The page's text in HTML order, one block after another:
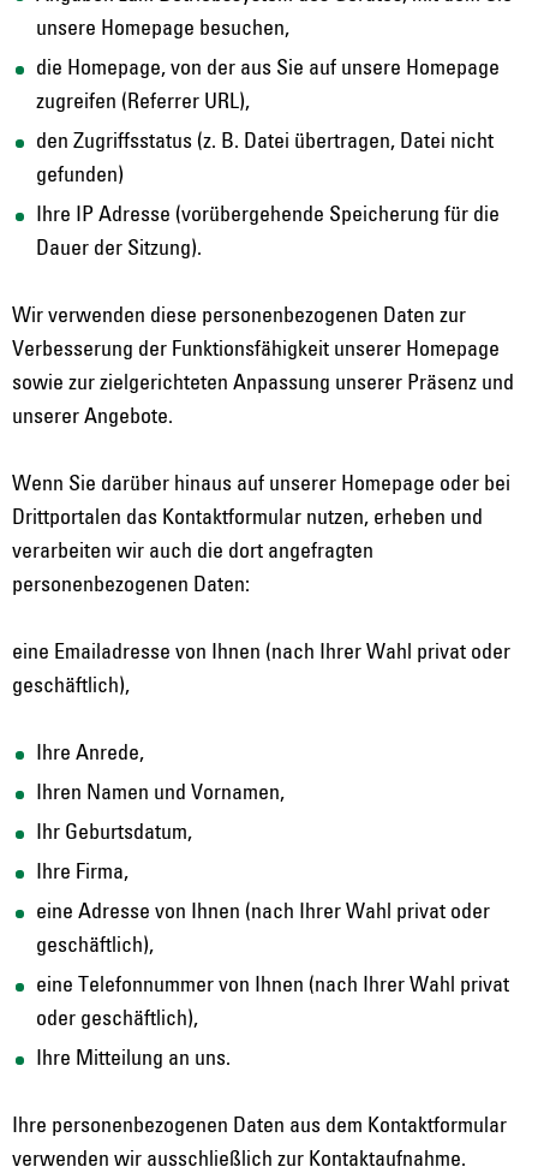
unsere Homepage besuchen,
die Homepage, von der aus Sie auf unsere Homepage
zugreifen (Referrer URL),
den Zugriffsstatus (z. B. Datei übertragen, Datei nicht
gefunden)
Ihre IP Adresse (vorübergehende Speicherung für die
Dauer der Sitzung).
Wir verwenden diese personenbezogenen Daten zur
Verbesserung der Funktionsfähigkeit unserer Homepage
sowie zur zielgerichteten Anpassung unserer Präsenz und
unserer Angebote.
Wenn Sie darüber hinaus auf unserer Homepage oder bei
Drittportalen das Kontaktformular nutzen, erheben und
verarbeiten wir auch die dort angefragten
personenbezogenen Daten:
eine Emailadresse von Ihnen (nach Ihrer Wahl privat oder
geschäftlich),
Ihre Anrede,
Ihren Namen und Vornamen,
Ihr Geburtsdatum,
Ihre Firma,
eine Adresse von Ihnen (nach Ihrer Wahl privat oder
geschäftlich),
eine Telefonnummer von Ihnen (nach Ihrer Wahl privat
oder geschäftlich),
Ihre Mitteilung an uns.
Ihre personenbezogenen Daten aus dem Kontaktformular
verwenden wir ausschließlich zur Kontaktaufnahme.